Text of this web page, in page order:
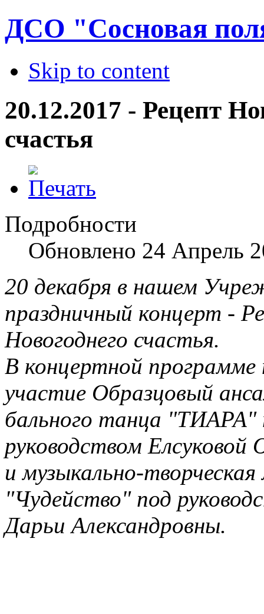
ДСО "Сосновая
Skip to content
20.12.2017 - Рецепт
счастья
Подробности
Обновлено 24 Апрель
20 декабря в нашем
праздничный концерт -
Новогоднего счастья.
В концертной программе
участие Образцовый
бального танца "ТИАРА"
руководством
и музыкально-
"Чудейство" под
Дарьи Александровны.